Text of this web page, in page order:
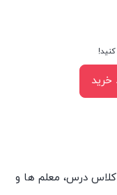
خرید
درس، معلم ها و